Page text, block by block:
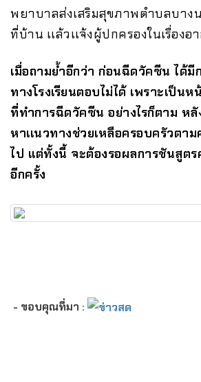
พยาบาลส่งเสริมสุขภาพตำบลบาง
ที่บ้าน เเล้วเเจ้งผู้ปกครองในเรื่องอ
เมื่อถามย้ำอีกว่า ก่อนฉีดวัคซีน ได้มี
ทางโรงเรียนตอบไม่ได้ เพราะเป็นห
ที่ทำการฉีดวัคซีน อย่างไรก็ตาม หลั
หาเเนวทางช่วยเหลือครอบครัวตา
ไป เเต่ทั้งนี้ จะต้องรอผลการชันสูต
อีกครั้ง
- ขอบคุณที่มา :